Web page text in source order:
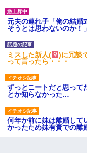
元夫の連れ子「俺の結婚
そうとは思わないのか
ミスした新人(
)に冗談
って言ったら・・・
ずっとニートだと思って
とか知らなかった…
何年か前に妹は離婚して
かったため妹有責での離